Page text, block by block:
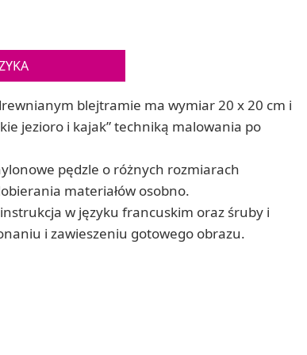
do prasowania
doświadczalne i naukowe
piaskiem (Sablimage)
blejtramie ma wymiar 20 x 20 cm i
jezioro i kajak” techniką malowania po
pędzle o różnych rozmiarach
materiałów osobno.
w języku francuskim oraz śruby i
i zawieszeniu gotowego obrazu.